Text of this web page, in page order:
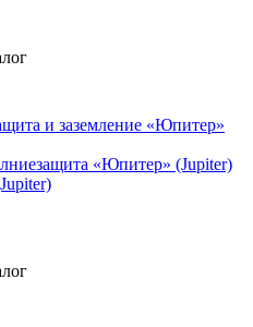
и заземление «Юпитер»
«Юпитер» (Jupiter)